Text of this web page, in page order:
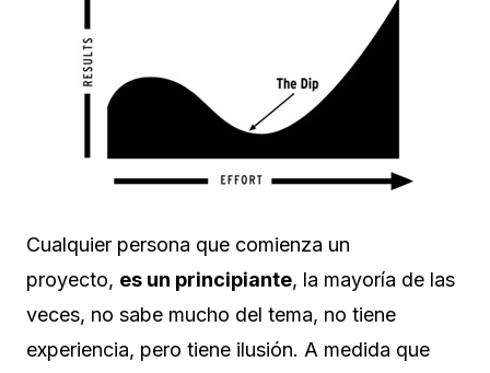
Cualquier persona que comienza un
proyecto, es un principiante, la mayoría de las
veces, no sabe mucho del tema, no tiene
experiencia, pero tiene ilusión. A medida que